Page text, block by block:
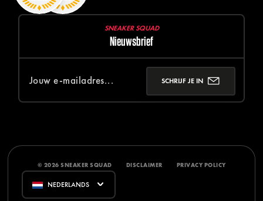
SNEAKER SQUAD
Nieuwsbrief
SCHRIJF JE IN
© 2026 SNEAKER SQUAD DISCLAIMER PRIVACY POLICY
NEDERLANDS